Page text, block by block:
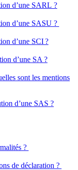
d’une SARL ?
d’une SASU ?
d’une SCI ?
d’une SA ?
sont les mentions
d’une SAS ?
?
de déclaration ?